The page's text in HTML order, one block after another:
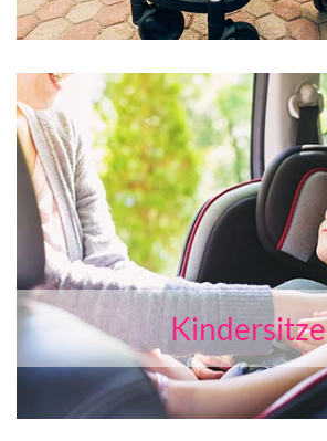
Kindersitze